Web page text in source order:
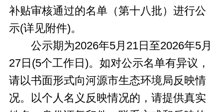
补贴审核通过的名单（第十八批）进行公
示(详见附件)。
公示期为2026年5月21日至2026年5月
27日(5个工作日)。如对公示名单有异议，
请以书面形式向河源市生态环境局反映情
况。以个人名义反映情况的，请提供真实